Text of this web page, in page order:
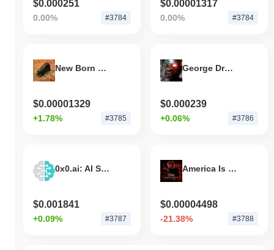
ampio.
$0.000251
0.00% #3784
$0.00001317
0.00% #3784
New Born Haggis Pygmy Hippo
$0.00001329
+1.78% #3785
George Droyd
$0.000239
+0.06% #3786
0x0.ai: AI Smart Contract
$0.001841
+0.09% #3787
America Is Back
$0.00004498
-21.38% #3788